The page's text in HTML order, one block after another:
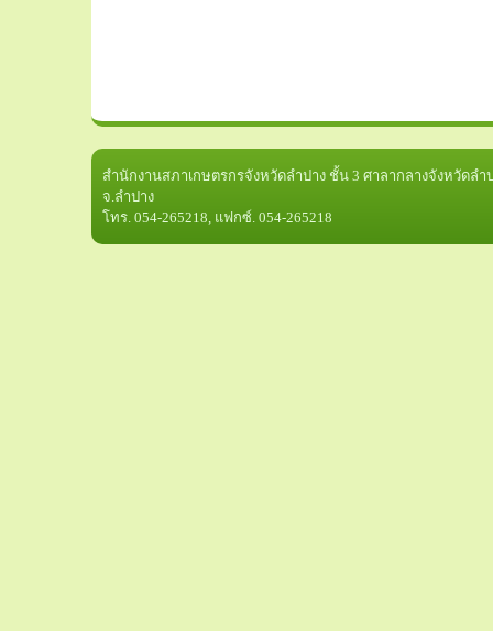
สำนักงานสภาเกษตรกรจังหวัดลำปาง ชั้น 3 ศาลากลางจังหวัดลำ
จ.ลำปาง
โทร. 054-265218, แฟกซ์. 054-265218